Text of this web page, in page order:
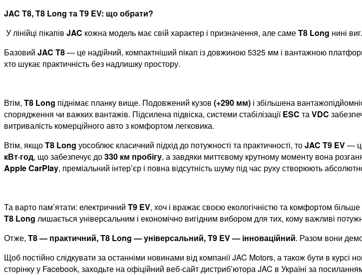
JAC T8,T8 Long та T9 EV: що обрати?
У лінійці пікапів JAC кожна модель має свій характер і призначення, але самеT8 Long нині
Базовий JAC T8— це надійний, компактніший пікап із довжиною 5325 мм і вантажною
хто шукає практичність без надлишку простору.
Втім, T8 Long піднімає планку вище. Подовжений кузов (+290 мм) і збільшена
спорядження чи важких вантажів. Підсилена підвіска, системи стабілізаціїESC таVDC
витривалість комерційного авто з комфортом легковика.
Втім, якщоT8 Long уособлює класичний підхід до потужності та практичності, тоJAC T9 EV—
кВт·год, що забезпечує до330 км пробігу, а завдяки миттєвому крутному моменту вона
Apple CarPlay, преміальний інтер’єр і повна відсутність шуму під час руху створюють
Та варто пам’ятати: електричний T9 EV, хоч і вражає своєю екологічністю та комфортом
T8 Long лишається універсальним і економічно вигідним вибором для тих, кому важливі
Отже, T8 — практичний, T8 Long — універсальний, T9 EV — інноваційний. Разом вони
Щоб постійно слідкувати за останніми новинами від компанії JAC Motors, а також бути в курсі
сторінку у Facebook, заходьте на офіційний веб-сайт дистриб’ютора JAC в Україні за